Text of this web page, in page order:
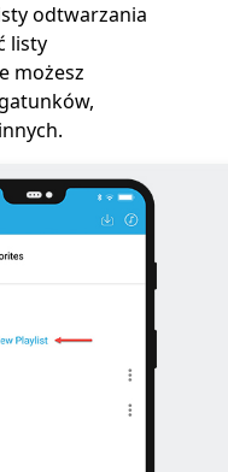
odtwarzania
listy
możesz